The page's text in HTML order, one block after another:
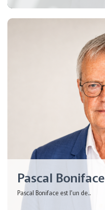
Pascal Boniface
Pascal Boniface est l’un de...